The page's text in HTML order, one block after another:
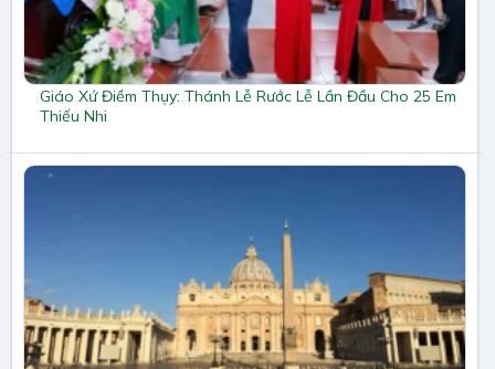
Giáo Xứ Điềm Thụy: Thánh Lễ Rước Lễ Lần Đầu Cho 25 Em
Thiếu Nhi